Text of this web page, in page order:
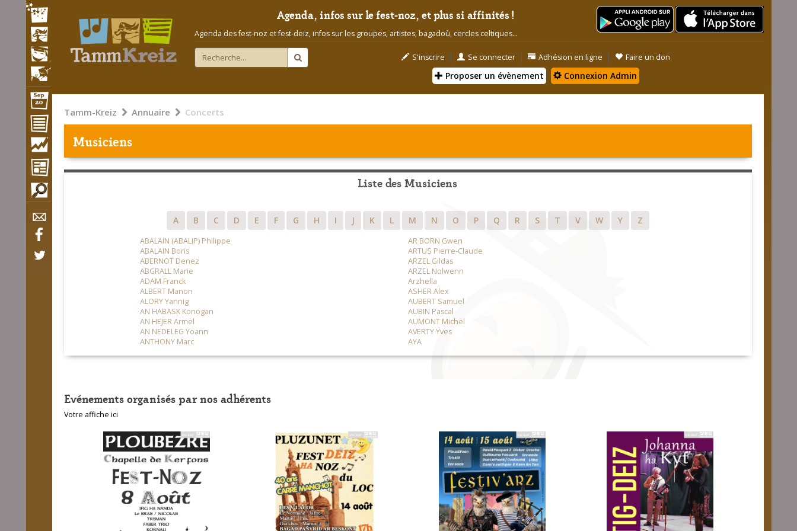
Agenda, infos sur le fest-noz, et plus si affinités !
Agenda des fest-noz et fest-deiz, infos sur les groupes, artistes, bagadoù, cercles celtiques...
S'inscrire | Se connecter | Adhésion en ligne | Faire un don
Proposer un évènement Connexion Admin
Tamm-Kreiz Annuaire Concerts
Musiciens
Liste des Musiciens
A B C D E F G H I J K L M N O P Q R S T V W Y Z
ABALAIN (ABALIP) Philippe
ABALAIN Boris
ABERNOT Denez
ABGRALL Marie
ADAM Franck
ALBERT Manon
ALORY Yannig
AN HABASK Konogan
AN HEJER Armel
AN NEDELEG Yoann
ANTHONY Marc
AR BORN Gwen
ARTUS Pierre-Claude
ARZEL Gildas
ARZEL Nolwenn
Arzhella
ASHER Alex
AUBERT Samuel
AUBIN Pascal
AUMONT Michel
AVERTY Yves
AYA
Evénements organisés par nos adhérents
Votre affiche ici